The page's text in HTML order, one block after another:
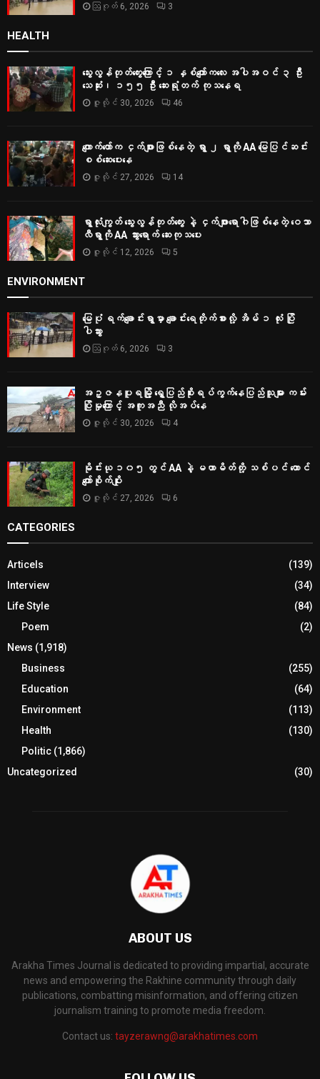
ဩဂုတ် 6, 2026 3
HEALTH
သွေးလွန်တုတ်ကွေးကြောင့် ၁ နှစ်ကျော်ကလေး အပါအဝင် ၃ ဦး
သေဆုံး၊ ၁၅၅ ဦး ဆေးရုံတက် ကုသနေရ
ဇူလိုင် 30, 2026 46
ကျောက်တော်က ငှက်ဖျားဖြစ်နေတဲ့ ရွာ ၂ ရွာကို AA မြေပြင်ဆင်း
စစ်‌ဆေးပေးနေ
ဇူလိုင် 27, 2026 14
ရွာလုံးကျွတ် သွေးလွန်တုတ်ကွေး နဲ့ ငှက်ဖျားရောဂါဖြစ်နေတဲ့ ဝေသာ
လီရွာကို AA သွားရောက် ဆေးကုသပေး
ဇူလိုင် 12, 2026 5
ENVIRONMENT
မြေပုံ ရက်ချောင်းရွာမှာ ချောင်းရေတိုက်စားလို့ အိမ် ၁ လုံး ပြို
ပါသွား
ဩဂုတ် 6, 2026 3
အဥ္ဇနပူရမြို့ ရွှေပြည်စိုးရပ်ကွက်နေပြည်သူများ ကမ်း
ပြိုမှုကြောင့် အကူအညီ လိုအပ်နေ
ဇူလိုင် 30, 2026 4
မိုင်းယု ၁၀၅ တွင် AA နဲ့ မဟာမိတ်တို့ သစ်ပင် ထောင်
ကျော်စိုက်ပျိုး
ဇူလိုင် 27, 2026 6
CATEGORIES
Articels
(139)
Interview
(34)
Life Style
(84)
Poem
(2)
News (1,918)
Business
(255)
Education
(64)
Environment
(113)
Health
(130)
Politic (1,866)
Uncategorized
(30)
ABOUT US
Arakha Times Journal is dedicated to providing impartial, accurate
news and empowering the Rakhine community through daily
publications, combatting misinformation, and offering citizen
journalism training to promote media freedom.
Contact us: tayzerawng@arakhatimes.com